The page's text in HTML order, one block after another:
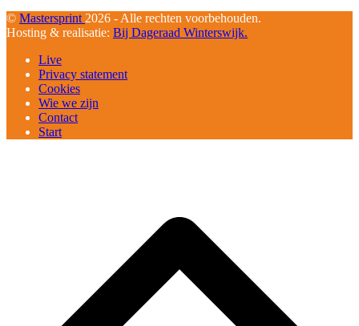
© Mastersprint 2026 - Alle rechten voorbehouden.
Hosting & realisatie: Bij Dageraad Winterswijk.
Live
Privacy statement
Cookies
Wie we zijn
Contact
Start